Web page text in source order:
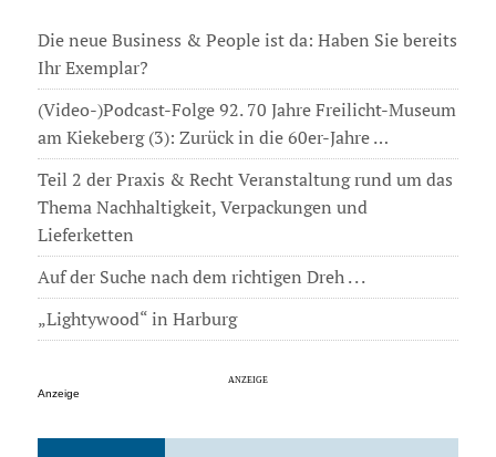
Die neue Business & People ist da: Haben Sie bereits
Ihr Exemplar?
(Video-)Podcast-Folge 92. 70 Jahre Freilicht-Museum
am Kiekeberg (3): Zurück in die 60er-Jahre …
Teil 2 der Praxis & Recht Veranstaltung rund um das
Thema Nachhaltigkeit, Verpackungen und
Lieferketten
Auf der Suche nach dem richtigen Dreh . . .
„Lightywood“ in Harburg
Anzeige